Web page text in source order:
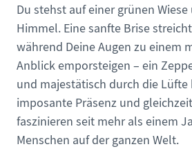
Du stehst auf einer grünen
Himmel. Eine sanfte Brise
während Deine Augen zu einem
Anblick emporsteigen – ein
und majestätisch durch die Lüfte
imposante Präsenz und
faszinieren seit mehr als einem
Menschen auf der ganzen Welt.